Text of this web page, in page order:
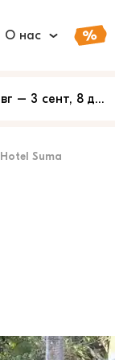
О нас
Hotel Suma